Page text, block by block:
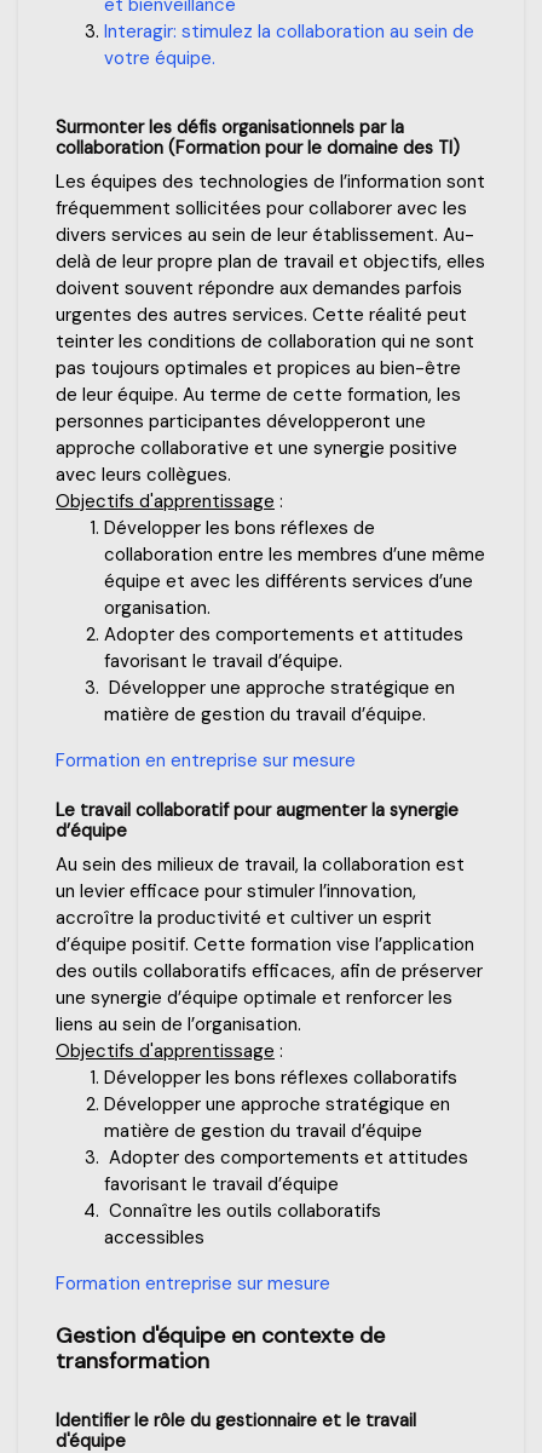
et bienveillance
Interagir: stimulez la collaboration au sein de
votre équipe.
Surmonter les défis organisationnels par la
collaboration (Formation pour le domaine des TI)
Les équipes des technologies de l’information sont
fréquemment sollicitées pour collaborer avec les
divers services au sein de leur établissement. Au-
delà de leur propre plan de travail et objectifs, elles
doivent souvent répondre aux demandes parfois
urgentes des autres services. Cette réalité peut
teinter les conditions de collaboration qui ne sont
pas toujours optimales et propices au bien-être
de leur équipe. Au terme de cette formation, les
personnes participantes développeront une
approche collaborative et une synergie positive
avec leurs collègues.
Objectifs d'apprentissage :
Développer les bons réflexes de
collaboration entre les membres d’une même
équipe et avec les différents services d’une
organisation.
Adopter des comportements et attitudes
favorisant le travail d’équipe.
Développer une approche stratégique en
matière de gestion du travail d’équipe.
Formation en entreprise sur mesure
Le travail collaboratif pour augmenter la synergie
d’équipe
Au sein des milieux de travail, la collaboration est
un levier efficace pour stimuler l’innovation,
accroître la productivité et cultiver un esprit
d’équipe positif. Cette formation vise l’application
des outils collaboratifs efficaces, afin de préserver
une synergie d’équipe optimale et renforcer les
liens au sein de l’organisation.
Objectifs d'apprentissage :
Développer les bons réflexes collaboratifs
Développer une approche stratégique en
matière de gestion du travail d’équipe
Adopter des comportements et attitudes
favorisant le travail d’équipe
Connaître les outils collaboratifs
accessibles
Formation entreprise sur mesure
Gestion d'équipe en contexte de
transformation
Identifier le rôle du gestionnaire et le travail
d'équipe